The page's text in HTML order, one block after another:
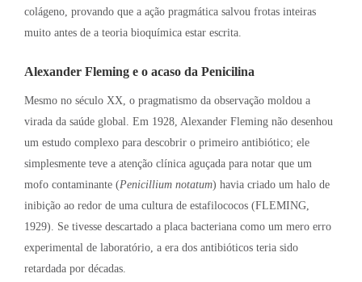
colágeno, provando que a ação pragmática salvou frotas inteiras
muito antes de a teoria bioquímica estar escrita.
Alexander Fleming e o acaso da Penicilina
Mesmo no século XX, o pragmatismo da observação moldou a
virada da saúde global. Em 1928, Alexander Fleming não desenhou
um estudo complexo para descobrir o primeiro antibiótico; ele
simplesmente teve a atenção clínica aguçada para notar que um
mofo contaminante (Penicillium notatum) havia criado um halo de
inibição ao redor de uma cultura de estafilococos (FLEMING,
1929). Se tivesse descartado a placa bacteriana como um mero erro
experimental de laboratório, a era dos antibióticos teria sido
retardada por décadas.